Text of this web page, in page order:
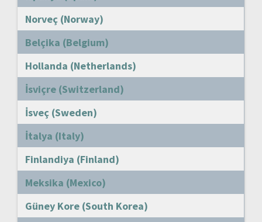
Norveç (Norway)
Belçika (Belgium)
Hollanda (Netherlands)
İsviçre (Switzerland)
İsveç (Sweden)
İtalya (Italy)
Finlandiya (Finland)
Meksika (Mexico)
Güney Kore (South Korea)